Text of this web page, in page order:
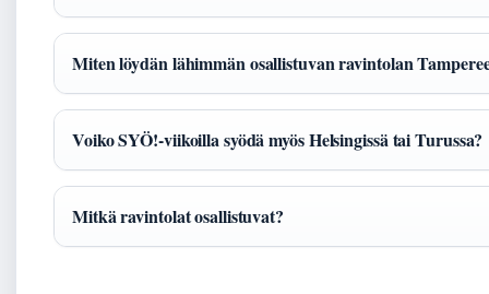
Miten löydän lähimmän osallistuvan ravintolan
Voiko SYÖ!-viikoilla syödä myös Helsingissä tai Turussa?
Mitkä ravintolat osallistuvat?